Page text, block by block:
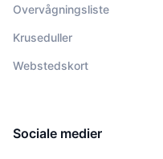
Overvågningsliste
Kruseduller
Webstedskort
Sociale medier